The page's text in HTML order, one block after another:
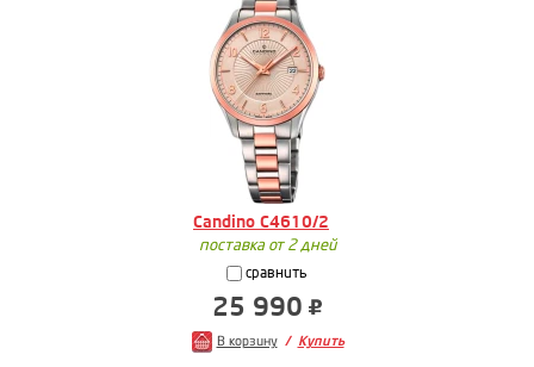
Candino C4610/2
поставка от 2 дней
сравнить
25 990
В корзину Купить